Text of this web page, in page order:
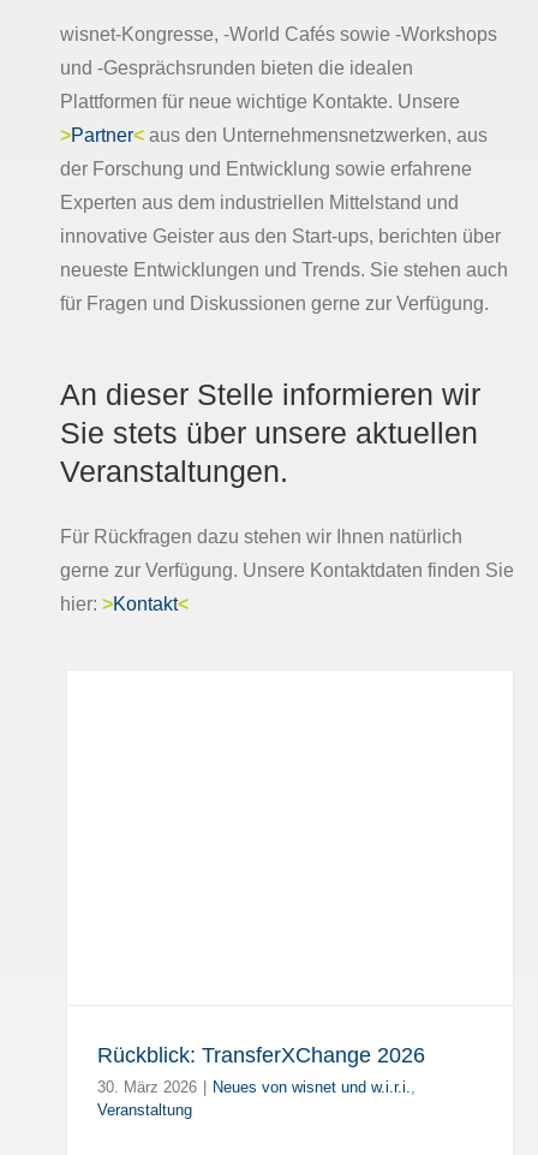
wisnet-Kongresse, -World Cafés sowie -Workshops
und -Gesprächsrunden bieten die idealen
Plattformen für neue wichtige Kontakte. Unsere
>Partner< aus den Unternehmensnetzwerken, aus
der Forschung und Entwicklung sowie erfahrene
Experten aus dem industriellen Mittelstand und
innovative Geister aus den Start-ups, berichten über
neueste Entwicklungen und Trends. Sie stehen auch
für Fragen und Diskussionen gerne zur Verfügung.
An dieser Stelle informieren wir
Sie stets über unsere aktuellen
Veranstaltungen.
Für Rückfragen dazu stehen wir Ihnen natürlich
gerne zur Verfügung. Unsere Kontaktdaten finden Sie
hier: >Kontakt<
Rückblick: TransferXChange 2026
30. März 2026 Neues von wisnet und w.i.r.i.,
Veranstaltung